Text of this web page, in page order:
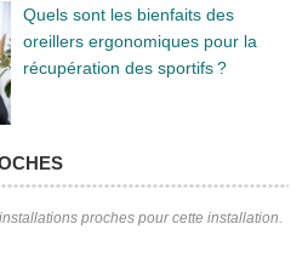
Quels sont les bienfaits des
oreillers ergonomiques pour la
récupération des sportifs ?
proches pour cette installation.